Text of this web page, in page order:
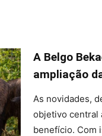
A Belgo
ampliação
As novidades,
objetivo central
benefício. Com